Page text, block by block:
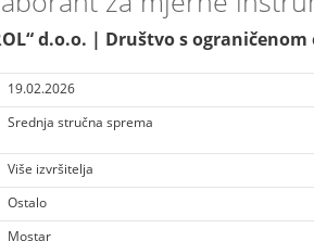
d.o.o. | Društvo s
19.02.2026
Srednja stručna sprema
Više izvršitelja
Ostalo
Mostar